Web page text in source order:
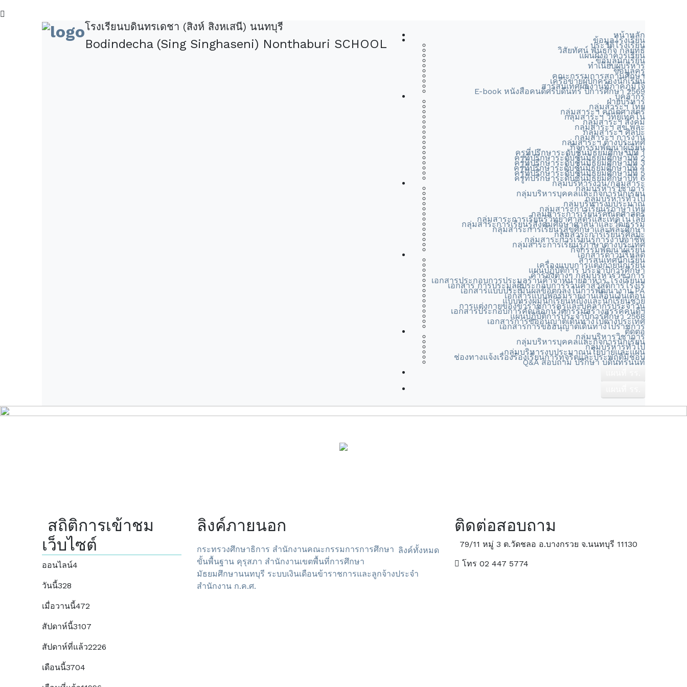
โรงเรียนบดินทรเดชา (สิงห์ สิงหเสนี) นนทบุรี
Bodindecha (Sing Singhaseni) Nonthaburi SCHOOL
หน้าหลัก
ข้อมูลโรงเรียน
ประวัติโรงเรียน
วิสัยทัศน์ พันธกิจ กลยุทธ์
แผนผังอาคารเรียน
ข้อมูลนักเรียน
ทำเนียบผู้บริหาร
ข้อมูลครู
คณะกรรมการสถานศึกษา
เครือข่ายผู้ปกครองนักเรียน
สารสนเทศผลงานที่ภาคภูมิใจ
E-book หนังสือคนดีศรีบดินทร ปีการศึกษา 2569
บุคลากร
ฝ่ายบริหาร
กลุ่มสาระฯ ไทย
กลุ่มสาระฯ คณิตศาสตร์
กลุ่มสาระฯ วิทย์เทคโน
กลุ่มสาระฯ สังคม
กลุ่มสาระฯ สุข พละ
กลุ่มสาระฯ ศิลปะ
กลุ่มสาระฯ การงาน
กลุ่มสาระฯ ต่างประเทศ
กิจกรรมพัฒนาผู้เรียน
ครูที่ปรึกษาระดับชั้นมัธยมศึกษาปีที่ 1
ครูที่ปรึกษาระดับชั้นมัธยมศึกษาปีที่ 2
ครูที่ปรึกษาระดับชั้นมัธยมศึกษาปีที่ 3
ครูที่ปรึกษาระดับชั้นมัธยมศึกษาปีที่ 4
ครูที่ปรึกษาระดับชั้นมัธยมศึกษาปีที่ 5
ครูที่ปรึกษาระดับชั้นมัธยมศึกษาปีที่ 6
กลุ่มบริหารงาน/กลุ่มสาระ
กลุ่มบริหารวิชาการ
กลุ่มบริหารบุคคลและกิจการนักเรียน
กลุ่มบริหารทั่วไป
กลุ่มบริหารงบประมาณ
กลุ่มสาระการเรียนรู้ภาษาไทย
กลุ่มสาระการเรียนรู้คณิตศาสตร์
กลุ่มสาระการเรียนรู้วิทยาศาสตร์และเทคโนโลยี
กลุ่มสาระการเรียนรู้สังคมศึกษาศาสนาและวัฒธรรม
กลุ่มสาระการเรียนรู้สุขศึกษาและพละศึกษา
กลุ่มสาระการเรียนรู้ศิลปะ
กลุ่มสาระการเรียนรู้การงานอาชีพ
กลุ่มสาระการเรียนรู้ภาษาต่างประเทศ
กิจกรรมพัฒนาผู้เรียน
เอกสารดาวน์โหลด
สารสนเทศนักเรียน
เครื่องแบบการแต่งกายนักเรียน
แผนปฏิบัติการ ประจำปีการศึกษา
คำรองต่างๆ กลุ่มบริหารวิชาการ
เอกสารประกอบการประมูลร้านค้าจำหน่ายอาหาร โรงเรียนบ
เอกสาร การประมูลผู้ประกอบการร้านค้าสวัสดิการโรงเรี
เอกสารแบบประเมินผลข้อตกลงในการพัฒนางาน PA
เอกสารแบบฟอร์มรายงานเลื่อนเงินเดือน
แบบทรงผมนักเรียนหญิงและนักเรียนชาย
การแต่งกายของข้าราชการครูและบุคลากรประจำวัน
เอกสารประกอบการคัดเลือกนวัตกรรมสร้างสรรค์คนดีฯ
แผนปฏิบัติการประจำปีการศึกษา 2568
เอกสารการขออนุญาตเดินทางไปต่างประเทศ
เอกสารการขออนุญาตเดินทางไปราชการ
ติดต่อ
กลุ่มบริหารวิชาการ
กลุ่มบริหารบุคคลและกิจการนักเรียน
กลุ่มบริหารทั่วไป
กลุ่มบริหารงบประมาณนโยบายและแผน
ช่องทางแจ้งเรื่องร้องเรียนการทุจริตและประพฤติมิชอบ
Q&A สอบถาม ปรึกษา บดินทรนนท์
สถิติการเข้าชม
เว็บไซต์
ออนไลน์4
วันนี้328
เมื่อวานนี้472
สัปดาห์นี้3107
สัปดาห์ที่แล้ว2226
เดือนนี้3704
ลิงค์ภายนอก
ลิงค์ทั้งหมด
กระทรวงศึกษาธิการ สำนักงานคณะกรรมการการศึกษา
ขั้นพื้นฐาน คุรุสภา สำนักงานเขตพื้นที่การศึกษา
มัธยมศึกษานนทบุรี ระบบเงินเดือนข้าราชการและลูกจ้างประจำ
สำนักงาน ก.ค.ศ.
ติดต่อสอบถาม
79/11 หมู่ 3 ต.วัดชลอ อ.บางกรวย จ.นนทบุรี 11130
โทร 02 447 5774